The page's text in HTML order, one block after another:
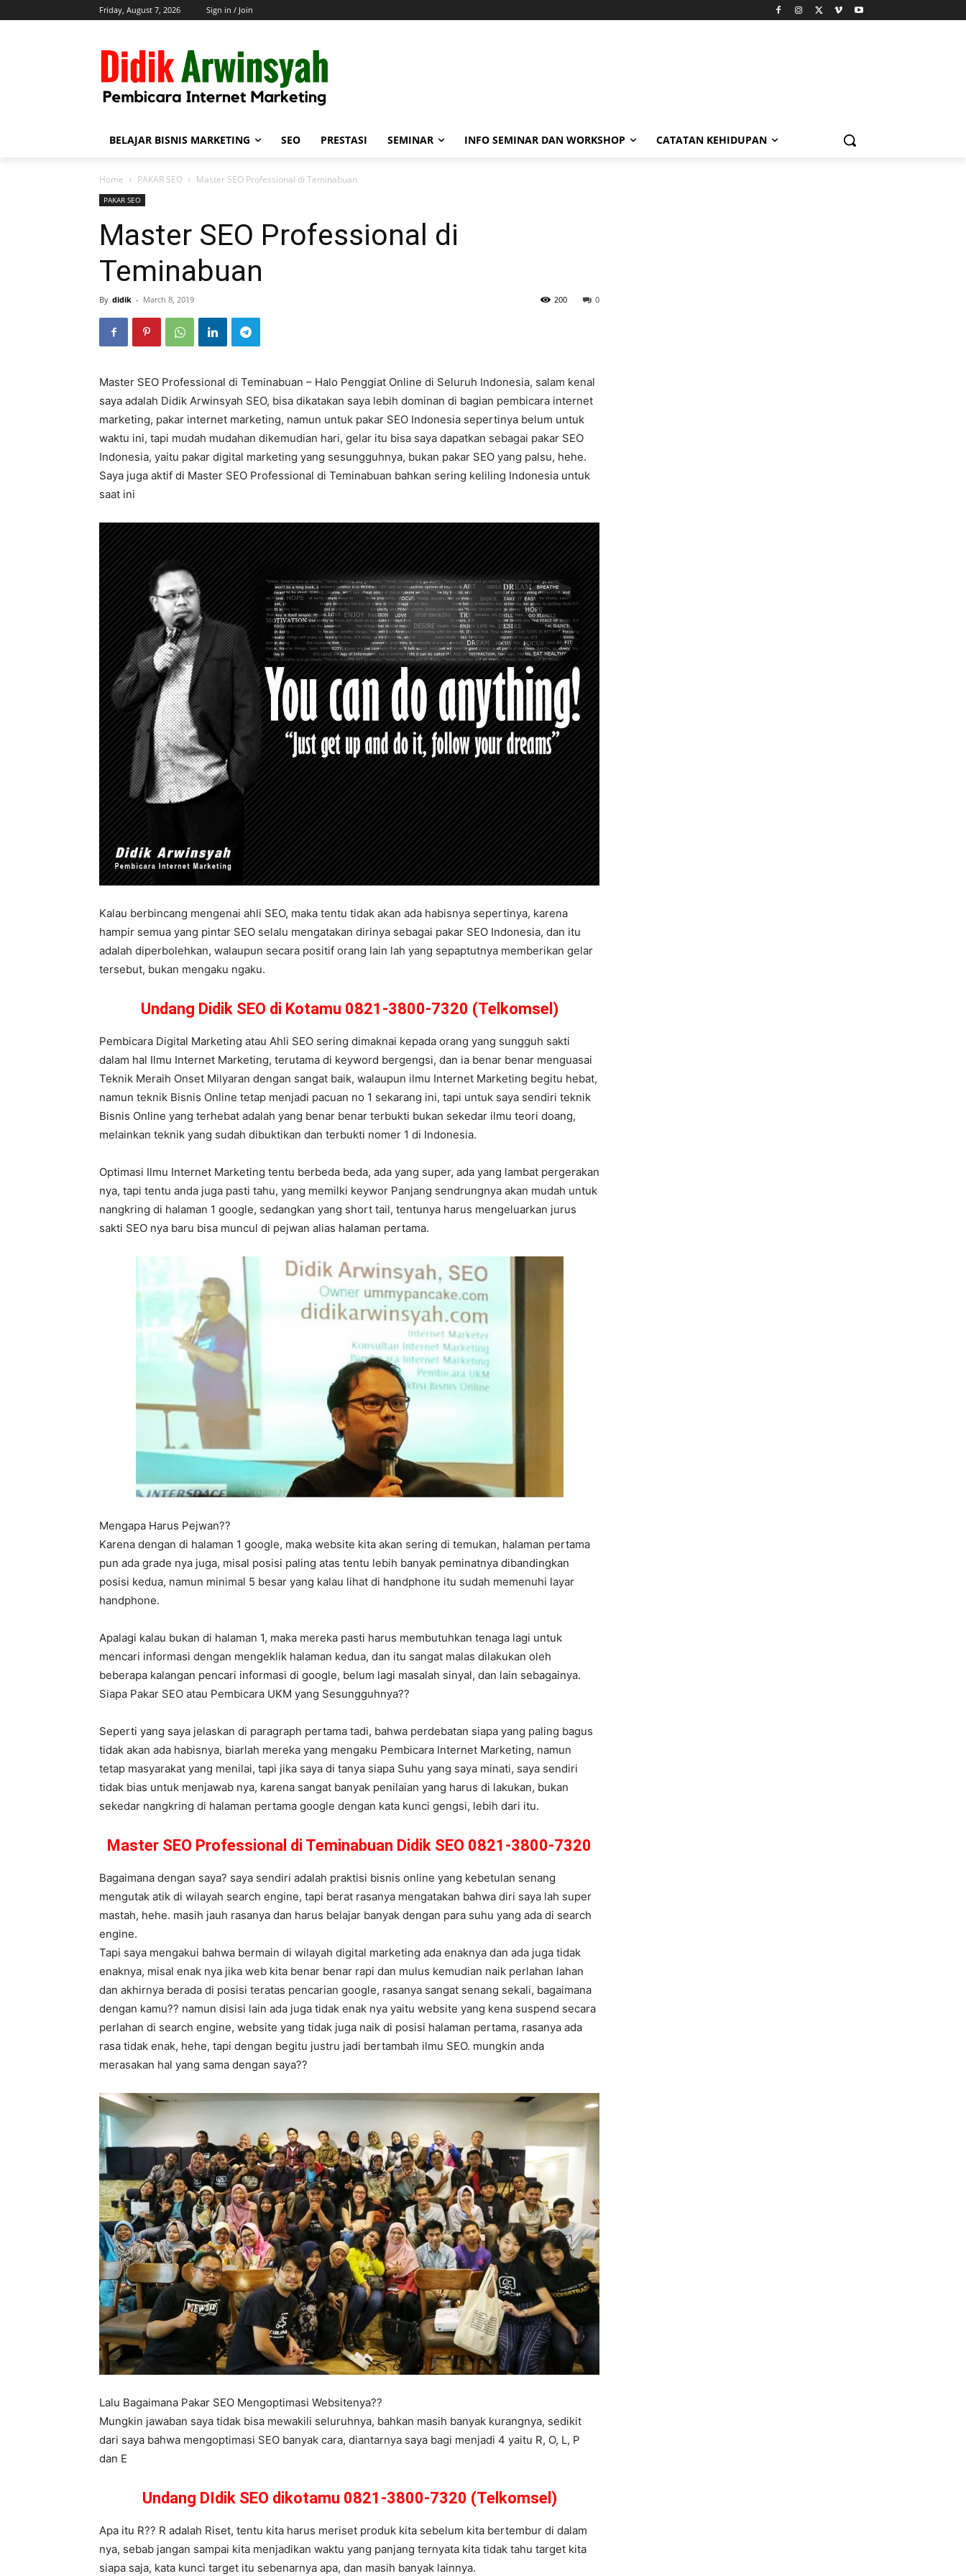
Friday, August 7, 2026 Sign in / Join
BELAJAR BISNIS MARKETING SEO PRESTASI SEMINAR INFO SEMINAR DAN WORKSHOP CATATAN KEHIDUPAN
Home PAKAR SEO Master SEO Professional di Teminabuan
PAKAR SEO
Master SEO Professional di
Teminabuan
By didik - March 8, 2019 0
200
Master SEO Professional di Teminabuan – Halo Penggiat Online di Seluruh Indonesia, salam kenal
saya adalah Didik Arwinsyah SEO, bisa dikatakan saya lebih dominan di bagian pembicara internet
marketing, pakar internet marketing, namun untuk pakar SEO Indonesia sepertinya belum untuk
waktu ini, tapi mudah mudahan dikemudian hari, gelar itu bisa saya dapatkan sebagai pakar SEO
Indonesia, yaitu pakar digital marketing yang sesungguhnya, bukan pakar SEO yang palsu, hehe.
Saya juga aktif di Master SEO Professional di Teminabuan bahkan sering keliling Indonesia untuk
saat ini
Kalau berbincang mengenai ahli SEO, maka tentu tidak akan ada habisnya sepertinya, karena
hampir semua yang pintar SEO selalu mengatakan dirinya sebagai pakar SEO Indonesia, dan itu
adalah diperbolehkan, walaupun secara positif orang lain lah yang sepaptutnya memberikan gelar
tersebut, bukan mengaku ngaku.
Undang Didik SEO di Kotamu 0821-3800-7320 (Telkomsel)
Pembicara Digital Marketing atau Ahli SEO sering dimaknai kepada orang yang sungguh sakti
dalam hal Ilmu Internet Marketing, terutama di keyword bergengsi, dan ia benar benar menguasai
Teknik Meraih Onset Milyaran dengan sangat baik, walaupun ilmu Internet Marketing begitu hebat,
namun teknik Bisnis Online tetap menjadi pacuan no 1 sekarang ini, tapi untuk saya sendiri teknik
Bisnis Online yang terhebat adalah yang benar benar terbukti bukan sekedar ilmu teori doang,
melainkan teknik yang sudah dibuktikan dan terbukti nomer 1 di Indonesia.
Optimasi Ilmu Internet Marketing tentu berbeda beda, ada yang super, ada yang lambat pergerakan
nya, tapi tentu anda juga pasti tahu, yang memilki keywor Panjang sendrungnya akan mudah untuk
nangkring di halaman 1 google, sedangkan yang short tail, tentunya harus mengeluarkan jurus
sakti SEO nya baru bisa muncul di pejwan alias halaman pertama.
Mengapa Harus Pejwan??
Karena dengan di halaman 1 google, maka website kita akan sering di temukan, halaman pertama
pun ada grade nya juga, misal posisi paling atas tentu lebih banyak peminatnya dibandingkan
posisi kedua, namun minimal 5 besar yang kalau lihat di handphone itu sudah memenuhi layar
handphone.
Apalagi kalau bukan di halaman 1, maka mereka pasti harus membutuhkan tenaga lagi untuk
mencari informasi dengan mengeklik halaman kedua, dan itu sangat malas dilakukan oleh
beberapa kalangan pencari informasi di google, belum lagi masalah sinyal, dan lain sebagainya.
Siapa Pakar SEO atau Pembicara UKM yang Sesungguhnya??
Seperti yang saya jelaskan di paragraph pertama tadi, bahwa perdebatan siapa yang paling bagus
tidak akan ada habisnya, biarlah mereka yang mengaku Pembicara Internet Marketing, namun
tetap masyarakat yang menilai, tapi jika saya di tanya siapa Suhu yang saya minati, saya sendiri
tidak bias untuk menjawab nya, karena sangat banyak penilaian yang harus di lakukan, bukan
sekedar nangkring di halaman pertama google dengan kata kunci gengsi, lebih dari itu.
Master SEO Professional di Teminabuan Didik SEO 0821-3800-7320
Bagaimana dengan saya? saya sendiri adalah praktisi bisnis online yang kebetulan senang
mengutak atik di wilayah search engine, tapi berat rasanya mengatakan bahwa diri saya lah super
mastah, hehe. masih jauh rasanya dan harus belajar banyak dengan para suhu yang ada di search
engine.
Tapi saya mengakui bahwa bermain di wilayah digital marketing ada enaknya dan ada juga tidak
enaknya, misal enak nya jika web kita benar benar rapi dan mulus kemudian naik perlahan lahan
dan akhirnya berada di posisi teratas pencarian google, rasanya sangat senang sekali, bagaimana
dengan kamu?? namun disisi lain ada juga tidak enak nya yaitu website yang kena suspend secara
perlahan di search engine, website yang tidak juga naik di posisi halaman pertama, rasanya ada
rasa tidak enak, hehe, tapi dengan begitu justru jadi bertambah ilmu SEO. mungkin anda
merasakan hal yang sama dengan saya??
Lalu Bagaimana Pakar SEO Mengoptimasi Websitenya??
Mungkin jawaban saya tidak bisa mewakili seluruhnya, bahkan masih banyak kurangnya, sedikit
dari saya bahwa mengoptimasi SEO banyak cara, diantarnya saya bagi menjadi 4 yaitu R, O, L, P
dan E
Undang DIdik SEO dikotamu 0821-3800-7320 (Telkomsel)
Apa itu R?? R adalah Riset, tentu kita harus meriset produk kita sebelum kita bertembur di dalam
nya, sebab jangan sampai kita menjadikan waktu yang panjang ternyata kita tidak tahu target kita
siapa saja, kata kunci target itu sebenarnya apa, dan masih banyak lainnya.